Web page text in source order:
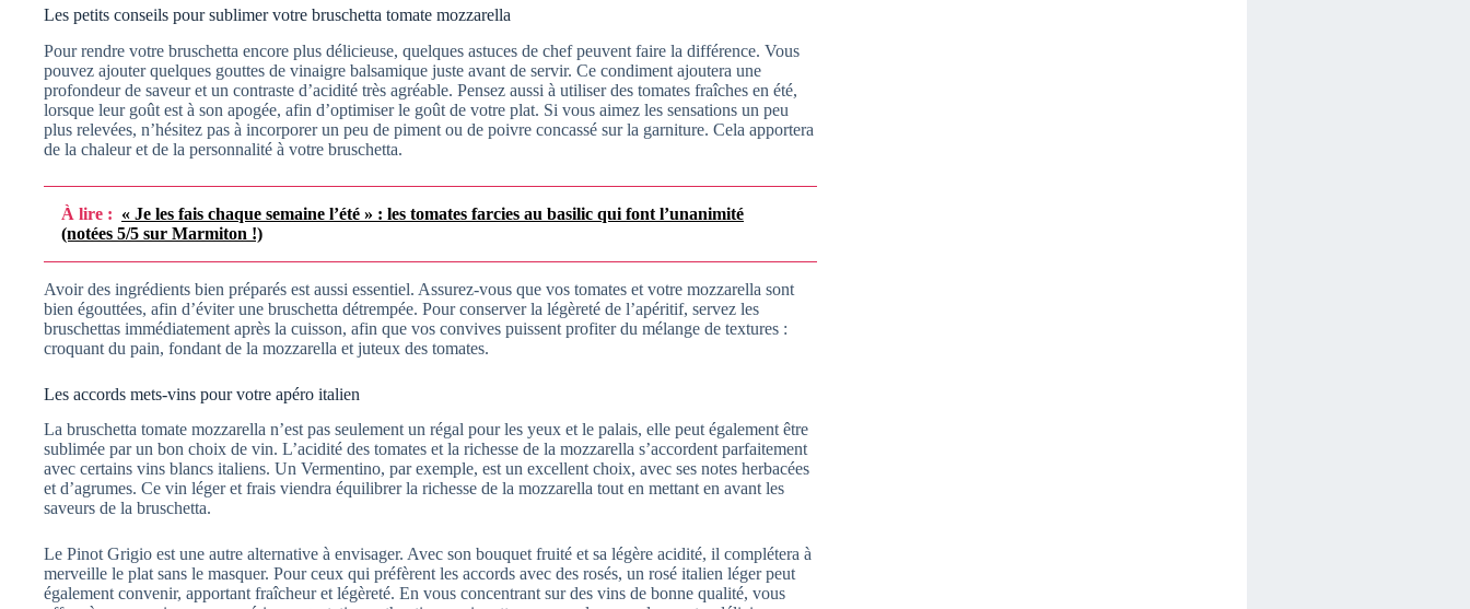
Les petits conseils pour sublimer votre bruschetta tomate mozzarella
Pour rendre votre bruschetta encore plus délicieuse, quelques astuces de chef peuvent faire la différence. Vous
pouvez ajouter quelques gouttes de vinaigre balsamique juste avant de servir. Ce condiment ajoutera une
profondeur de saveur et un contraste d’acidité très agréable. Pensez aussi à utiliser des tomates fraîches en été,
lorsque leur goût est à son apogée, afin d’optimiser le goût de votre plat. Si vous aimez les sensations un peu
plus relevées, n’hésitez pas à incorporer un peu de piment ou de poivre concassé sur la garniture. Cela apportera
de la chaleur et de la personnalité à votre bruschetta.
À lire : « Je les fais chaque semaine l’été » : les tomates farcies au basilic qui font l’unanimité
(notées 5/5 sur Marmiton !)
Avoir des ingrédients bien préparés est aussi essentiel. Assurez-vous que vos tomates et votre mozzarella sont
bien égouttées, afin d’éviter une bruschetta détrempée. Pour conserver la légèreté de l’apéritif, servez les
bruschettas immédiatement après la cuisson, afin que vos convives puissent profiter du mélange de textures :
croquant du pain, fondant de la mozzarella et juteux des tomates.
Les accords mets-vins pour votre apéro italien
La bruschetta tomate mozzarella n’est pas seulement un régal pour les yeux et le palais, elle peut également être
sublimée par un bon choix de vin. L’acidité des tomates et la richesse de la mozzarella s’accordent parfaitement
avec certains vins blancs italiens. Un Vermentino, par exemple, est un excellent choix, avec ses notes herbacées
et d’agrumes. Ce vin léger et frais viendra équilibrer la richesse de la mozzarella tout en mettant en avant les
saveurs de la bruschetta.
Le Pinot Grigio est une autre alternative à envisager. Avec son bouquet fruité et sa légère acidité, il complétera à
merveille le plat sans le masquer. Pour ceux qui préfèrent les accords avec des rosés, un rosé italien léger peut
également convenir, apportant fraîcheur et légèreté. En vous concentrant sur des vins de bonne qualité, vous